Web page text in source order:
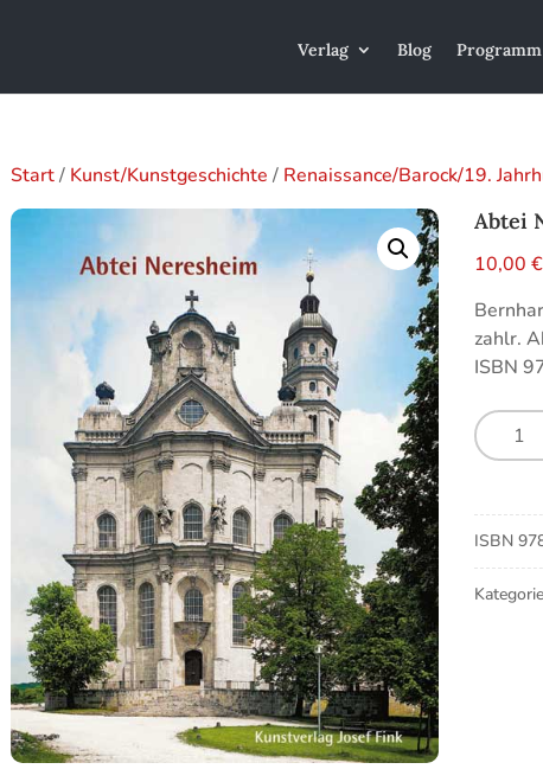
Verlag Blog Programm
Start/ Kunst/Kunstgeschichte / Renaissance/Barock/19.
Abtei
10,00€
zahlr.
ISBN
Abtei
ISBN